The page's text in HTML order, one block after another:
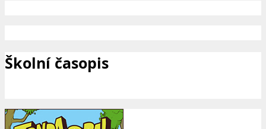
Školní časopis